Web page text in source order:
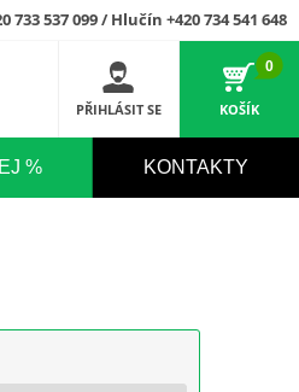
733 537 099 / Hlučín +420 734 541 648
PŘIHLÁSIT SE
0
KOŠÍK
% KONTAKTY